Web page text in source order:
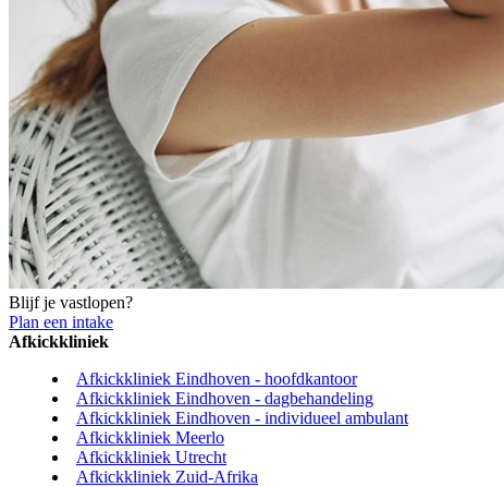
Blijf je vastlopen?
Plan een intake
Afkickkliniek
Afkickkliniek Eindhoven - hoofdkantoor
Afkickkliniek Eindhoven - dagbehandeling
Afkickkliniek Eindhoven - individueel ambulant
Afkickkliniek Meerlo
Afkickkliniek Utrecht
Afkickkliniek Zuid-Afrika